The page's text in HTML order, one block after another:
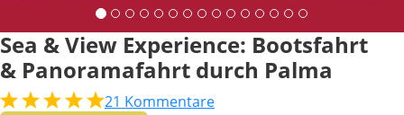
Sea & View Experience: Bootsfahrt
& Panoramafahrt durch Palma
21 Kommentare